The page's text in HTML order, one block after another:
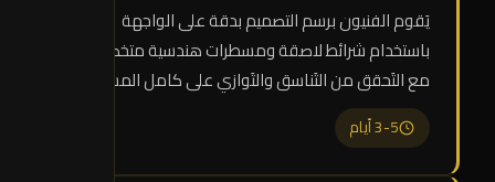
يَقوم الفنيون برسم التصميم بدقة على الواجهة
باستخدام شرائط لاصقة ومسطرات هندسية متخصصة،
مع التَحقق من التَناسق والتَوازي على كامل المساحة.
3-5 أيام